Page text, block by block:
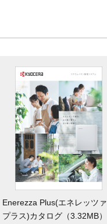
Enerezza Plus(エネレッツァ
プラス)カタログ（3.32MB）